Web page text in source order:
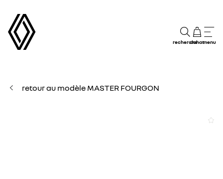
rechercheachatmenu
retour au modèle MASTER FOURGON